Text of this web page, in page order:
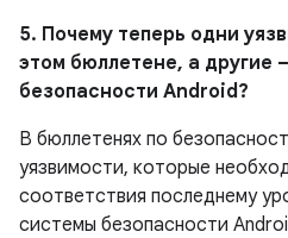
5. Почему теперь одни
этом бюллетене, а другие
безопасности Android?
В бюллетенях по
уязвимости, которые
соответствия последнему
системы безопасности